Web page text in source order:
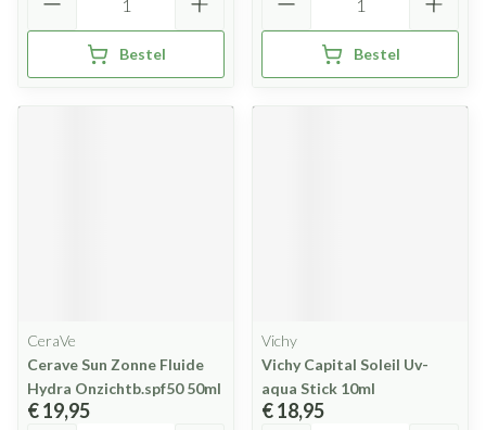
Bestel Bestel
CeraVe
Cerave Sun Zonne Fluide
Hydra Onzichtb.spf50 50ml
€ 19,95
Vichy
Vichy Capital Soleil Uv-
aqua Stick 10ml
€ 18,95